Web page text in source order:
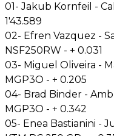
01- Jakub Kornfeil -
1'43.589
02- Efren Vazquez -
NSF250RW - + 0.031
03- Miguel Oliveira -
MGP3O - + 0.205
04- Brad Binder -
MGP3O - + 0.342
05- Enea Bastianini -